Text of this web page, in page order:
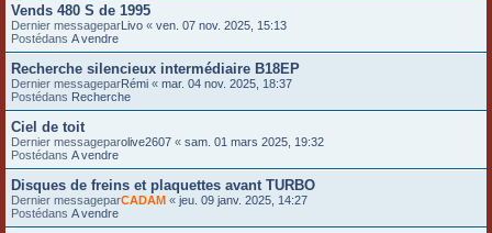
Vends 480 S de 1995
Dernier messageparLivo « ven. 07 nov. 2025, 15:13
Postédans A vendre
Recherche silencieux intermédiaire B18EP
Dernier messageparRémi « mar. 04 nov. 2025, 18:37
Postédans Recherche
Ciel de toit
Dernier messageparolive2607 « sam. 01 mars 2025, 19:32
Postédans A vendre
Disques de freins et plaquettes avant TURBO
Dernier messageparCADAM « jeu. 09 janv. 2025, 14:27
Postédans A vendre